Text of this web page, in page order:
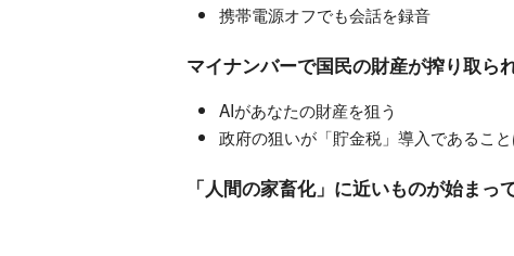
携帯電源オフでも会話を録音
マイナンバーで国民の財産が搾り取ら
AIがあなたの財産を狙う
政府の狙いが「貯金税」導入であるこ
「人間の家畜化」に近いものが始まっ